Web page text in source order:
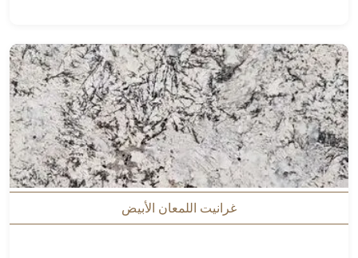
غرانيت اللمعان الأبيض